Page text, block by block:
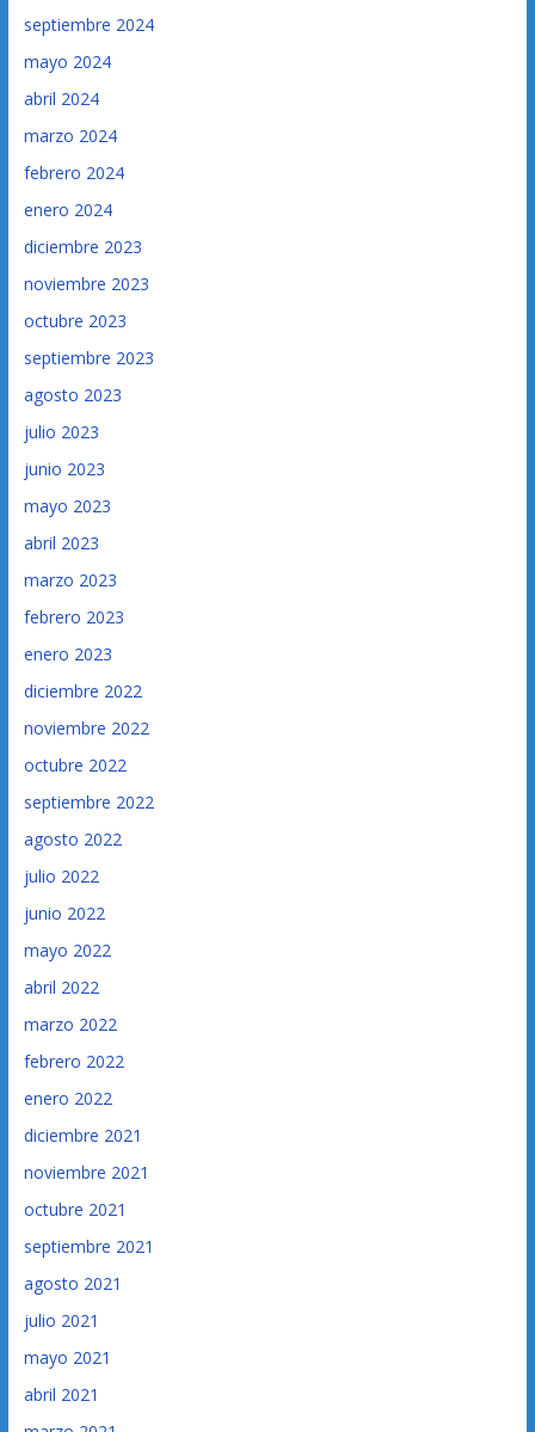
septiembre 2024
mayo 2024
abril 2024
marzo 2024
febrero 2024
enero 2024
diciembre 2023
noviembre 2023
octubre 2023
septiembre 2023
agosto 2023
julio 2023
junio 2023
mayo 2023
abril 2023
marzo 2023
febrero 2023
enero 2023
diciembre 2022
noviembre 2022
octubre 2022
septiembre 2022
agosto 2022
julio 2022
junio 2022
mayo 2022
abril 2022
marzo 2022
febrero 2022
enero 2022
diciembre 2021
noviembre 2021
octubre 2021
septiembre 2021
agosto 2021
julio 2021
mayo 2021
abril 2021